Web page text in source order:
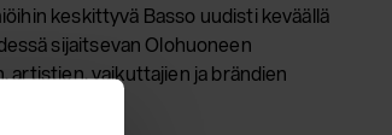
keskittyvä Basso uudisti keväällä
sijaitsevan Olohuoneen
artistien, vaikuttajien ja brändien